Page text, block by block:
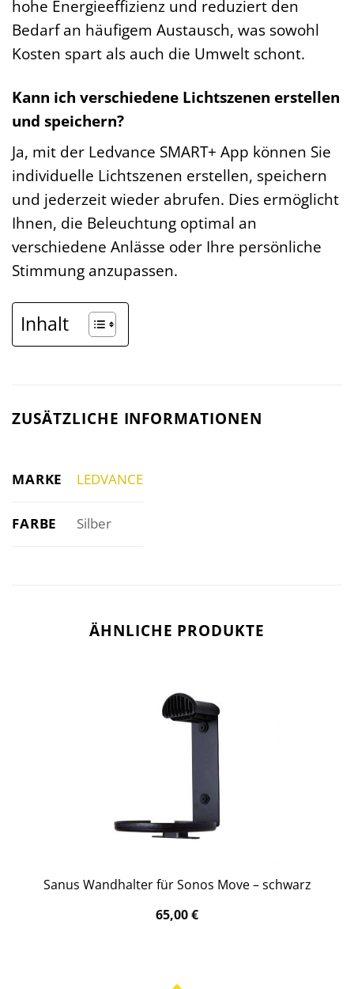
hohe Energieeffizienz und reduziert den
Bedarf an häufigem Austausch, was sowohl
Kosten spart als auch die Umwelt schont.
Kann ich verschiedene Lichtszenen erstellen
und speichern?
Ja, mit der Ledvance SMART+ App können Sie
individuelle Lichtszenen erstellen, speichern
und jederzeit wieder abrufen. Dies ermöglicht
Ihnen, die Beleuchtung optimal an
verschiedene Anlässe oder Ihre persönliche
Stimmung anzupassen.
Inhalt
ZUSÄTZLICHE INFORMATIONEN
MARKE LEDVANCE
FARBE Silber
ÄHNLICHE PRODUKTE
Sanus Wandhalter für Sonos Move – schwarz
65,00€